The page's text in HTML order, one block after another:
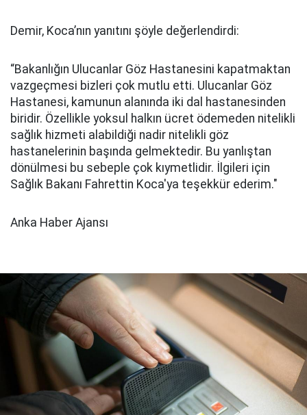
Demir, Koca’nın yanıtını şöyle değerlendirdi:
“Bakanlığın Ulucanlar Göz Hastanesini kapatmaktan
vazgeçmesi bizleri çok mutlu etti. Ulucanlar Göz
Hastanesi, kamunun alanında iki dal hastanesinden
biridir. Özellikle yoksul halkın ücret ödemeden nitelikli
sağlık hizmeti alabildiği nadir nitelikli göz
hastanelerinin başında gelmektedir. Bu yanlıştan
dönülmesi bu sebeple çok kıymetlidir. İlgileri için
Sağlık Bakanı Fahrettin Koca'ya teşekkür ederim."
Anka Haber Ajansı